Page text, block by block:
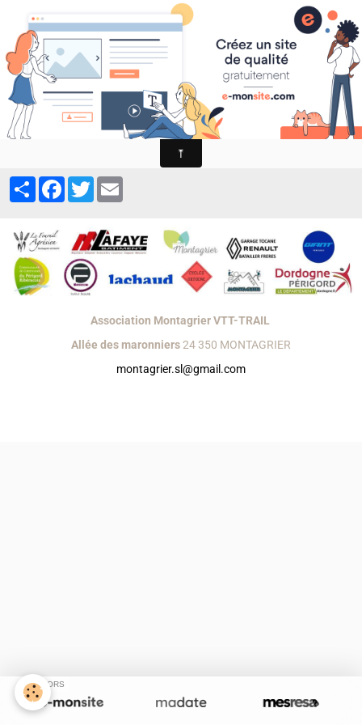
MONTAGRIER VTT-TRAIL
association montagrier sports loisirs
MINIKID 2025
PartagerFacebook
Twitter
Association Montagrier VTT-TRAIL
Allée des maronniers24 350 MONTAGRIER
montagrier.sl@gmail.com
SPONSORS